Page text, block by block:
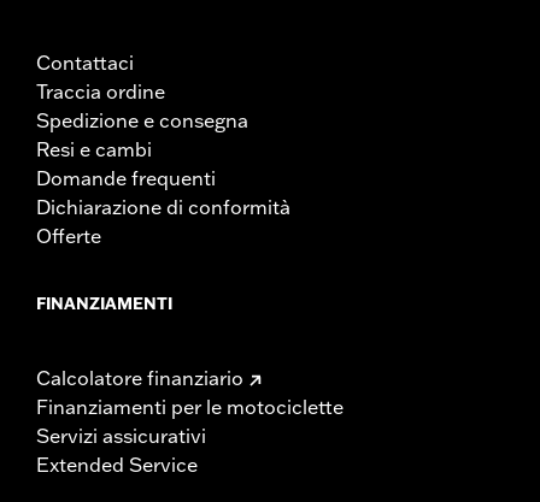
Contattaci
Traccia ordine
Spedizione e consegna
Resi e cambi
Domande frequenti
Dichiarazione di conformità
Offerte
FINANZIAMENTI
Calcolatore finanziario
Finanziamenti per le motociclette
Servizi assicurativi
Extended Service